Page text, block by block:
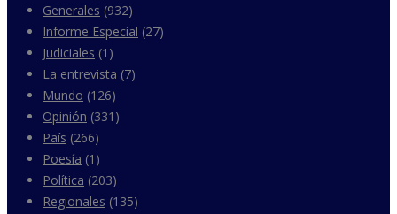
Generales (932)
Informe Especial (27)
Judiciales (1)
La entrevista (7)
Mundo (126)
Opinión (331)
País (266)
Poesía (1)
Política (203)
Regionales (135)